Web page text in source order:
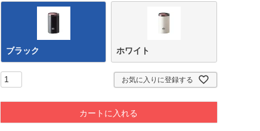
ブラック ホワイト
お気に入りに登録する
カートに入れる